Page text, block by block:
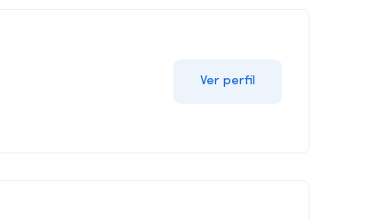
Ver perfil